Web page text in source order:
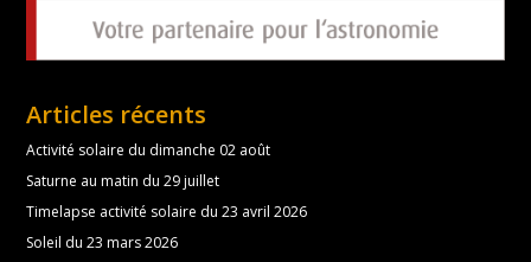
Articles récents
Activité solaire du dimanche 02 août
Saturne au matin du 29 juillet
Timelapse activité solaire du 23 avril 2026
Soleil du 23 mars 2026